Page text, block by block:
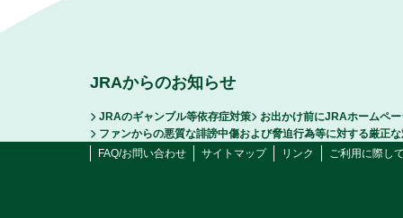
JRAからのお知らせ
JRAのギャンブル等依存症対策
お出かけ前にJRAホームペ
ファンからの悪質な誹謗中傷および脅迫行為等に対する厳正
FAQ/お問い合わせ
サイトマップ リンク ご利用に際し